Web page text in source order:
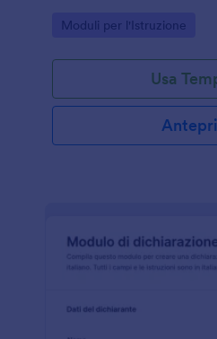
Go to Category:
Moduli per l'Istruzione
Usa